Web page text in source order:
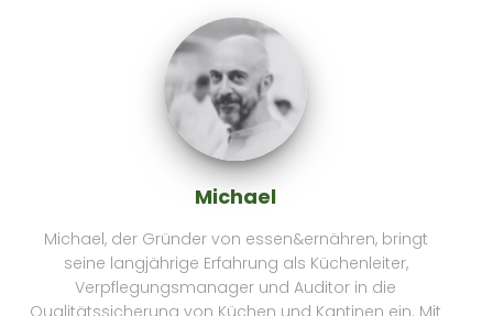
Michael
Michael, der Gründer von essen&ernähren, bringt
seine langjährige Erfahrung als Küchenleiter,
Verpflegungsmanager und Auditor in die
Qualitätssicherung von Küchen und Kantinen ein. Mit